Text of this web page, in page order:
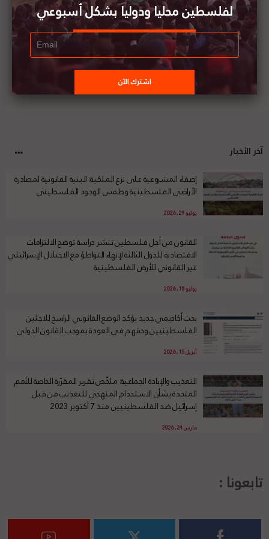
آخر الأخبار
إضفاء المشروعية على نزع الملكية: البنية القانونية لمصادرة
الأراضي الفلسطينية وطمس الوجود الفلسطيني
يوليو 29, 2026
القانون من أجل فلسطين تنشر دراسة توضح الالتزامات
الاقتصادية للدول الثالثة لإنهاء التواطؤ مع الاحتلال الإسرائيلي
غير القانوني للأرض الفلسطينية
يوليو 18, 2026
بحث أكاديمي جديد يؤكد الوضع القانوني الراسخ للاجئين
الفلسطينيين وحقهم في العودة بموجب القانون الدولي
أبريل 15, 2026
التعذيب والإبادة الجماعية: ملخّص تقرير المقرّرة الخاصة للأمم
المتحدة بشأن الاستخدام المنهجي للتعذيب من قبل
إسرائيل ضد الفلسطينيين منذ 7 أكتوبر 2023
مارس 24, 2026
تابعونا :
لفلسطين محليا ودوليا بشكل أسبوعي